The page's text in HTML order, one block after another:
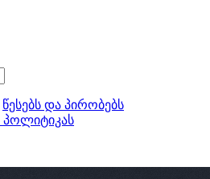
წესებს და პირობებს